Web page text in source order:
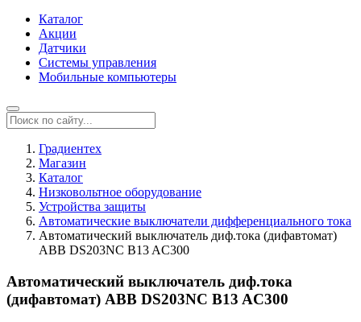
Каталог
Акции
Датчики
Системы управления
Мобильные компьютеры
Градиентех
Магазин
Каталог
Низковольтное оборудование
Устройства защиты
Автоматические выключатели дифференциального тока
Автоматический выключатель диф.тока (дифавтомат)
ABB DS203NC B13 AC300
Автоматический выключатель диф.тока
(дифавтомат) ABB DS203NC B13 AC300